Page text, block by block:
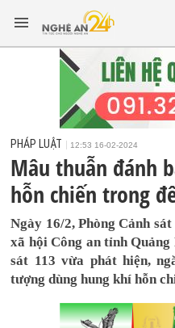
PHÁP LUẬT 12:53 16-02-2024
Mâu thuẫn đánh
hỗn chiến trong
Ngày 16/2, Phòng Cảnh
xã hội Công an tỉnh
sát 113 vừa phát hiện,
tượng dùng hung khí hỗn